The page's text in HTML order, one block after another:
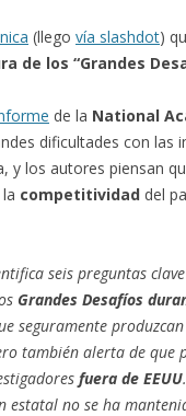
(llego vía slashdot)
de los “Grandes
de la National
dificultades con las
y los autores piensan
competitividad del
seis preguntas
Grandes Desafíos
seguramente
también alerta de que
fuera de EEUU
estatal no se ha